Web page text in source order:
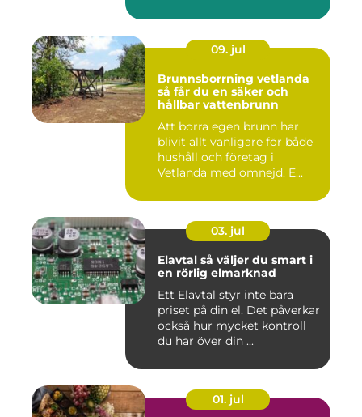
09. jul
Brunnsborrning vetlanda
så får du en säker och
hållbar vattenbrunn
Att borra egen brunn har
blivit allt vanligare för både
hushåll och företag i
Vetlanda med omnejd. E...
03. jul
Elavtal så väljer du smart i
en rörlig elmarknad
Ett Elavtal styr inte bara
priset på din el. Det påverkar
också hur mycket kontroll
du har över din ...
01. jul